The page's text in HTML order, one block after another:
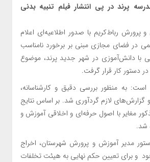
پرند در پی انتشار فیلم تنبیه بدنی
پرورش رباط‌کریم با صدور اطلاعیه‌ای اعلام
در فضای مجازی مبنی بر برخورد نامناسب
با دانش‌آموزی در شهر جدید پرند، موضوع
دستور کار قرار گرفت.
است: به منظور بررسی دقیق و کارشناسانه،
گزارش‌های لازم گردآوری شد. بر اساس نتایج
مغایر با اصول حرفه‌ای و اخلاقی آموزش و
شد.
مدیر آموزش و پرورش شهرستان، اخراج
و برای تعیین حکم نهایی به هیئت تخلفات